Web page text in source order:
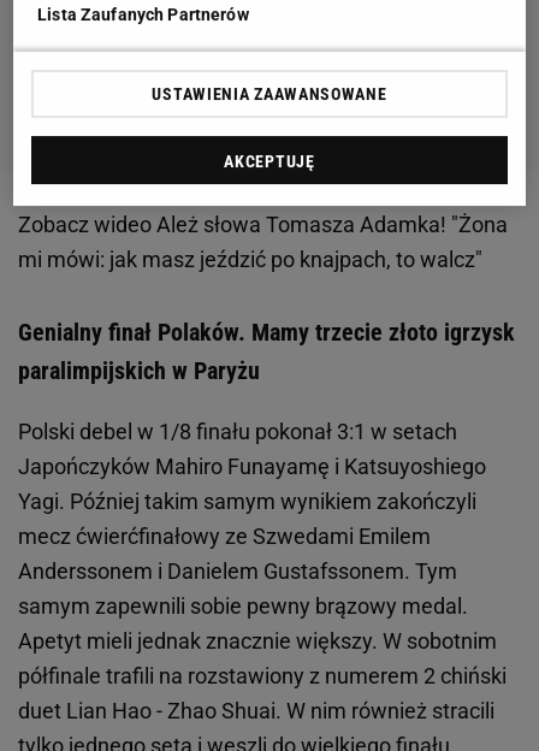
Zobacz wideo Ależ słowa Tomasza Adamka! "Żona
mi mówi: jak masz jeździć po knajpach, to walcz"
Genialny finał Polaków. Mamy trzecie złoto igrzysk
paralimpijskich w Paryżu
Polski debel w 1/8 finału pokonał 3:1 w setach
Japończyków Mahiro Funayamę i Katsuyoshiego
Yagi. Później takim samym wynikiem zakończyli
mecz ćwierćfinałowy ze Szwedami Emilem
Anderssonem i Danielem Gustafssonem. Tym
samym zapewnili sobie pewny brązowy medal.
Apetyt mieli jednak znacznie większy. W sobotnim
półfinale trafili na rozstawiony z numerem 2 chiński
duet Lian Hao - Zhao Shuai. W nim również stracili
tylko jednego seta i weszli do wielkiego finału.
Lista Zaufanych Partnerów
USTAWIENIA ZAAWANSOWANE
AKCEPTUJĘ